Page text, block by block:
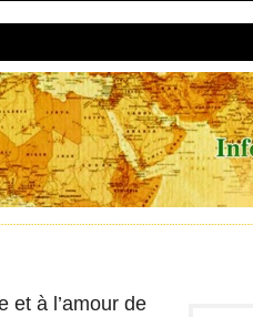
et à l’amour de